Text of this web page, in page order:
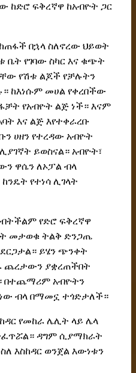
ከድሮ ፍቅረኛዋ ከአብዮት ጋር
በኋላ ስለኖረው ህይወት
የገባው ስካር እና ቁጭት
የሽቱ ልጆች የቻሉትን
ከእነሱም መሀል የቀረበችው
የአብዮት ልጅ ነች። እናም
እና ልጅ እየተቀራረቡ
ሀዘን የተረዳው አብዮት
ይወስናል። አብዮት፣
ዋሴን ለኦፓል ብላ
የተነሳ ሊገላት
የድሮ ፍቅረኛዋ
መታወቁ ትልቅ ድንጋጤ
ይሄን ጭንቀት
ጨረታውን ያቋረጠችበት
በተጨማሪም አብዮትን
ብላ በማመኗ ተጎድታለች።
የመከራ ሌሊት ላይ ሌላ
ዳግም ሲያማክራት
ስለ እስከዳር ወንጀል እውነቱን